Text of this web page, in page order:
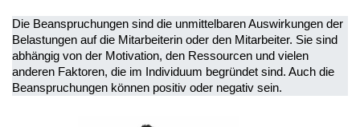
Die Beanspruchungen sind die unmittelbaren Auswirkungen der
Belastungen auf die Mitarbeiterin oder den Mitarbeiter. Sie sind
abhängig von der Motivation, den Ressourcen und vielen
anderen Faktoren, die im Individuum begründet sind. Auch die
Beanspruchungen können positiv oder negativ sein.